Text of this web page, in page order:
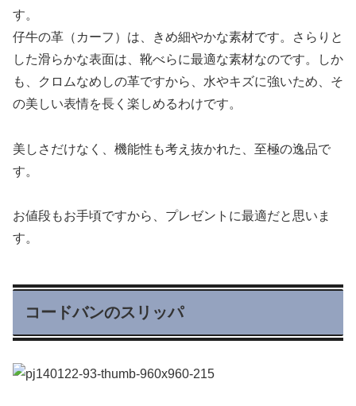
す。
仔牛の革（カーフ）は、きめ細やかな素材です。さらりと
した滑らかな表面は、靴べらに最適な素材なのです。しか
も、クロムなめしの革ですから、水やキズに強いため、そ
の美しい表情を長く楽しめるわけです。
美しさだけなく、機能性も考え抜かれた、至極の逸品で
す。
お値段もお手頃ですから、プレゼントに最適だと思いま
す。
コードバンのスリッパ